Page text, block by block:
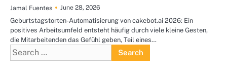
Jamal Fuentes
June 28, 2026
Geburtstagstorten-Automatisierung von cakebot.ai 2026: Ein
positives Arbeitsumfeld entsteht häufig durch viele kleine Gesten,
die Mitarbeitenden das Gefühl geben, Teil eines…
Search
for: